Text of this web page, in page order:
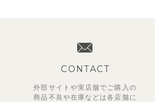
CONTACT
外部サイトや実店舗でご購入の
商品不良や在庫などは各店舗に